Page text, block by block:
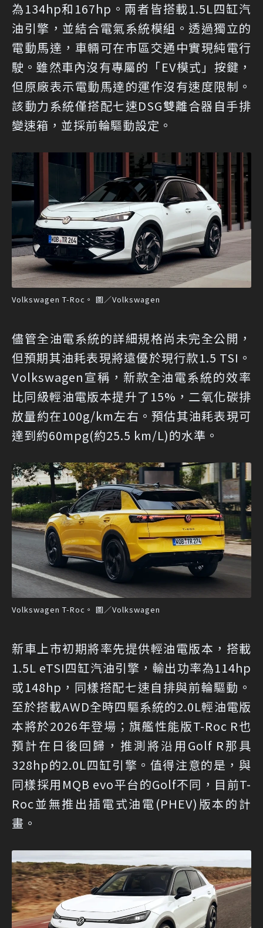
為134hp和167hp。兩者皆搭載1.5L四缸汽
油引擎，並結合電氣系統模組。透過獨立的
電動馬達，車輛可在市區交通中實現純電行
駛。雖然車內沒有專屬的「EV模式」按鍵，
但原廠表示電動馬達的運作沒有速度限制。
該動力系統僅搭配七速DSG雙離合器自手排
變速箱，並採前輪驅動設定。
Volkswagen T-Roc。 圖／Volkswagen
儘管全油電系統的詳細規格尚未完全公開，
但預期其油耗表現將遠優於現行款1.5 TSI。
Volkswagen宣稱，新款全油電系統的效率
比同級輕油電版本提升了15%，二氧化碳排
放量約在100g/km左右。預估其油耗表現可
達到約60mpg(約25.5 km/L)的水準。
Volkswagen T-Roc。 圖／Volkswagen
新車上市初期將率先提供輕油電版本，搭載
1.5L eTSI四缸汽油引擎，輸出功率為114hp
或148hp，同樣搭配七速自排與前輪驅動。
至於搭載AWD全時四驅系統的2.0L輕油電版
本將於2026年登場；旗艦性能版T-Roc R也
預計在日後回歸，推測將沿用Golf R那具
328hp的2.0L四缸引擎。值得注意的是，與
同樣採用MQB evo平台的Golf不同，目前T-
Roc並無推出插電式油電(PHEV)版本的計
畫。